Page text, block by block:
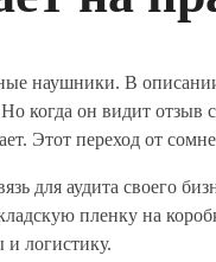
наушники. В
когда он видит отзыв
Этот переход от
для аудита своего
пленку на
и логистику.